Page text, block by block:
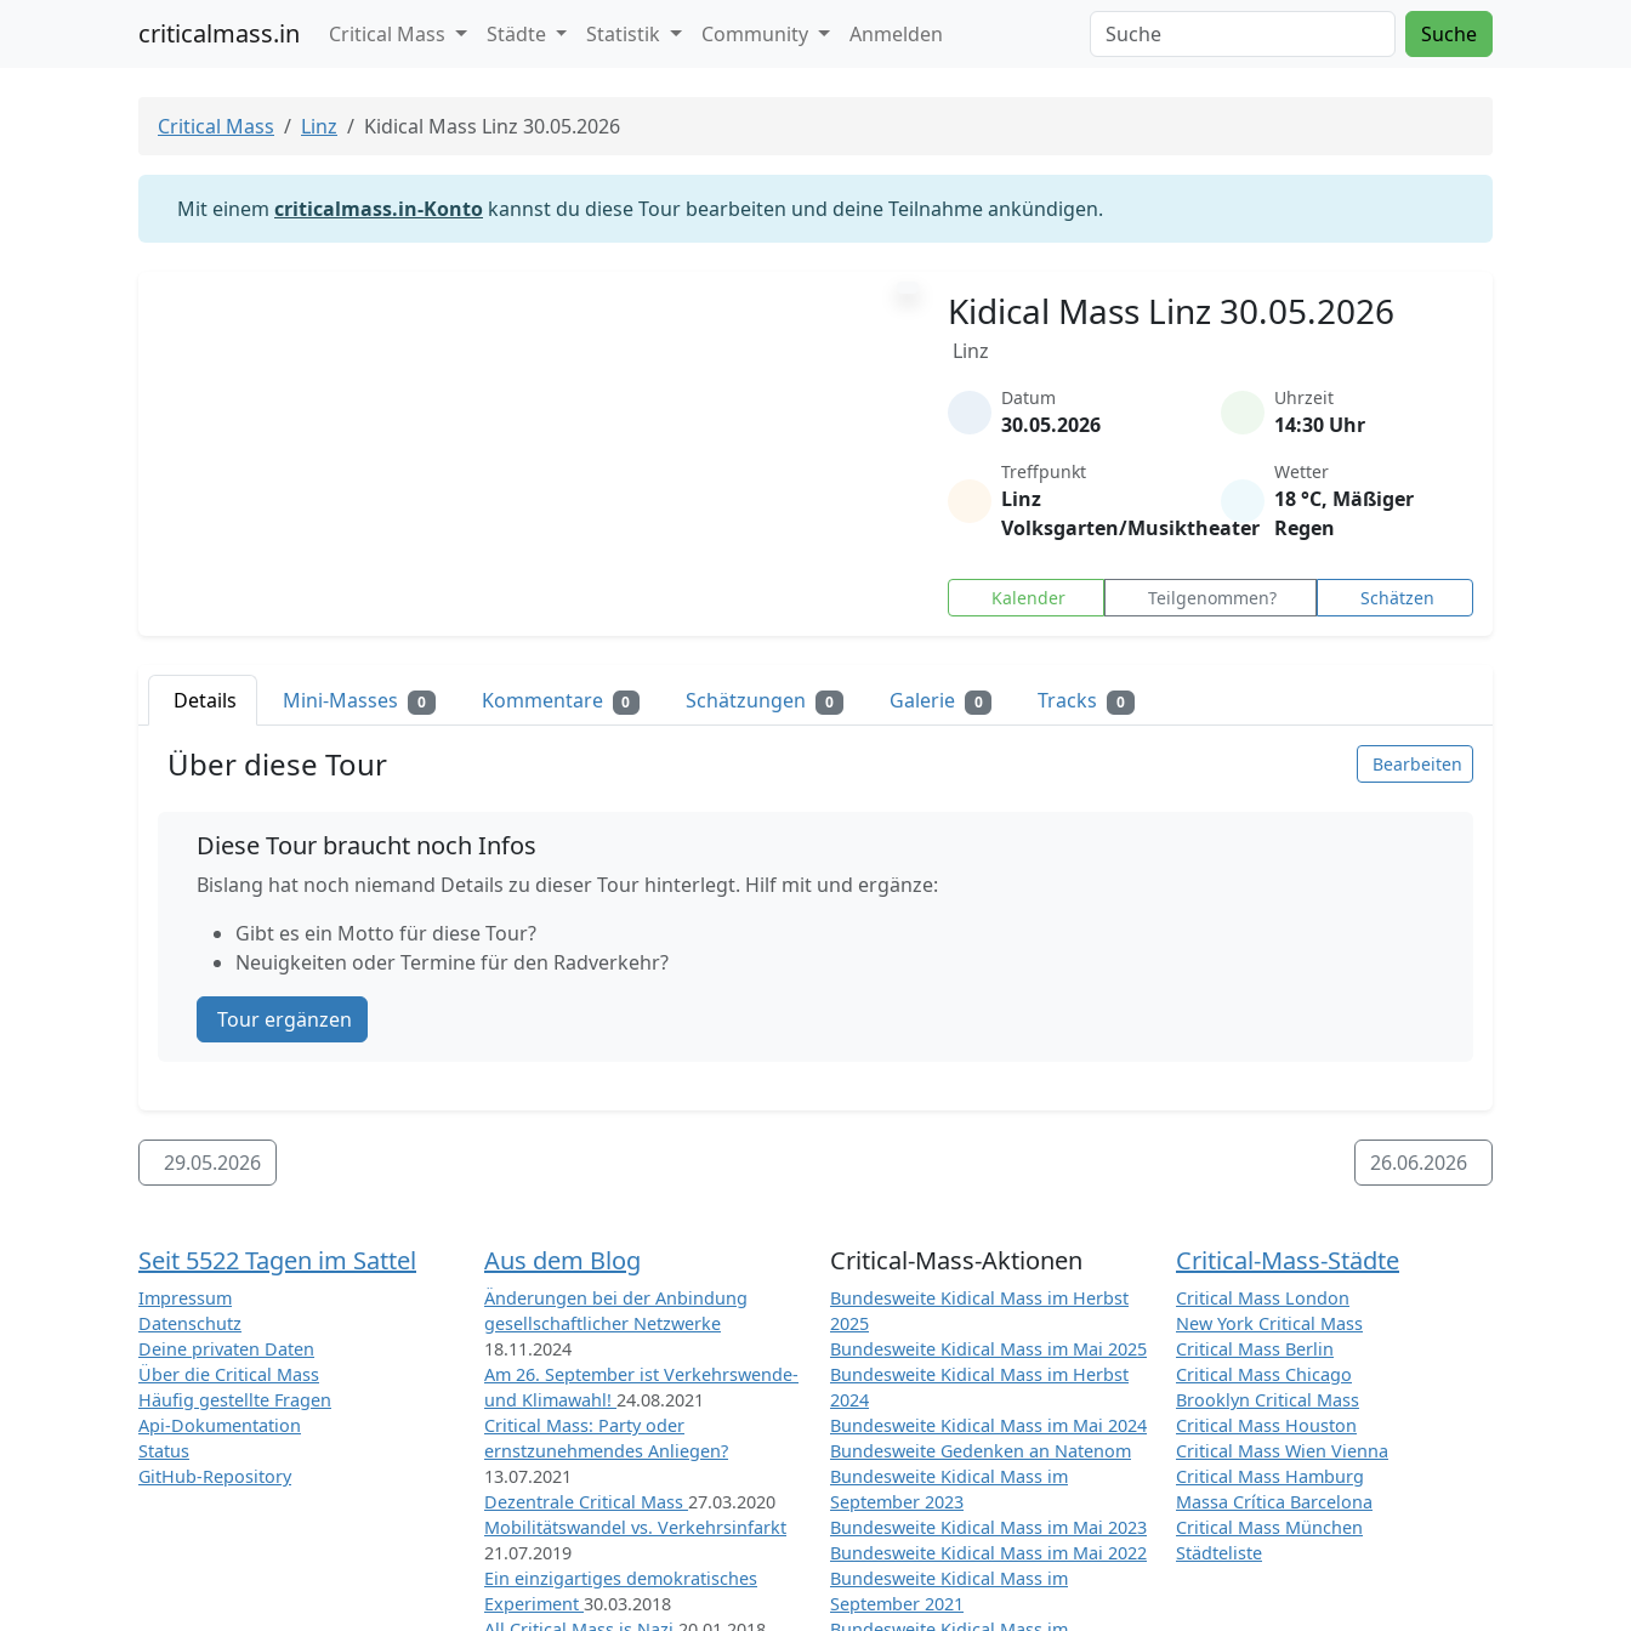
criticalmass.in Critical Mass Städte Statistik Community Anmelden Suche
Critical Mass Linz Kidical Mass Linz 30.05.2026
Mit einem criticalmass.in-Konto kannst du diese Tour bearbeiten und deine Teilnahme ankündigen.
Kidical Mass Linz 30.05.2026
Linz
Datum
30.05.2026
Uhrzeit
14:30 Uhr
Treffpunkt
Linz
Volksgarten/Musiktheater
Wetter
18 °C, Mäßiger
Regen
Kalender Teilgenommen? Schätzen
Details Mini-Masses 0 Kommentare 0 Schätzungen 0 Galerie 0 Tracks 0
Über diese Tour Bearbeiten
Diese Tour braucht noch Infos
Bislang hat noch niemand Details zu dieser Tour hinterlegt. Hilf mit und ergänze:
Gibt es ein Motto für diese Tour?
Neuigkeiten oder Termine für den Radverkehr?
Tour ergänzen
29.05.2026 26.06.2026
Seit 5522 Tagen im Sattel
Impressum
Datenschutz
Deine privaten Daten
Über die Critical Mass
Häufig gestellte Fragen
Api-Dokumentation
Status
GitHub-Repository
Aus dem Blog
Änderungen bei der Anbindung
gesellschaftlicher Netzwerke
18.11.2024
Am 26. September ist Verkehrswende-
und Klimawahl! 24.08.2021
Critical Mass: Party oder
ernstzunehmendes Anliegen?
13.07.2021
Dezentrale Critical Mass 27.03.2020
Mobilitätswandel vs. Verkehrsinfarkt
21.07.2019
Ein einzigartiges demokratisches
Experiment 30.03.2018
Critical-Mass-Aktionen
Bundesweite Kidical Mass im Herbst
2025
Bundesweite Kidical Mass im Mai 2025
Bundesweite Kidical Mass im Herbst
2024
Bundesweite Kidical Mass im Mai 2024
Bundesweite Gedenken an Natenom
Bundesweite Kidical Mass im
September 2023
Bundesweite Kidical Mass im Mai 2023
Bundesweite Kidical Mass im Mai 2022
Bundesweite Kidical Mass im
September 2021
Critical-Mass-Städte
Critical Mass London
New York Critical Mass
Critical Mass Berlin
Critical Mass Chicago
Brooklyn Critical Mass
Critical Mass Houston
Critical Mass Wien Vienna
Critical Mass Hamburg
Massa Crítica Barcelona
Critical Mass München
Städteliste